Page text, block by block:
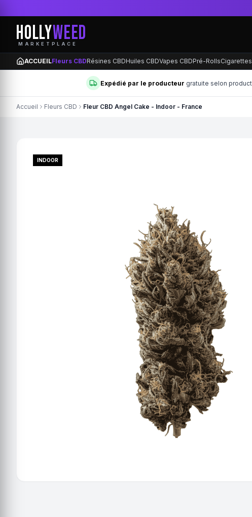
HOLLYWEED
MARKETPLACE
ACCUEILFleurs CBDRésines CBDHuiles CBDVapes CBDPré-RollsCigarettes
Expédié par le producteur gratuite selon
Accueil Fleurs CBD Fleur CBD Angel Cake - Indoor - France
INDOOR